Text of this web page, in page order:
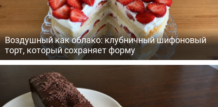
Воздушный как облако: клубничный шифоновый
торт, который сохраняет форму